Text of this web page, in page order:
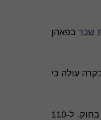
שכרבפאהן
קנה ניהול בקרה עולה כי
בבדיקה נדגמו 200 עובדים מ-43 חברות קבלן העוסקות בניקיון ושמירה. נמצא כי ב-31 מהחברות, שהן 67%, לא שילמו שעות נוספות כנדרש בחוק. ל-110